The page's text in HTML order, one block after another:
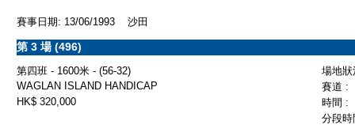
賽事日期: 13/06/1993 沙田
第 3 場 (496)
第四班 - 1600米 - (56-32)
場地
WAGLAN ISLAND HANDICAP
賽道 :
HK$ 320,000
時間 :
分段